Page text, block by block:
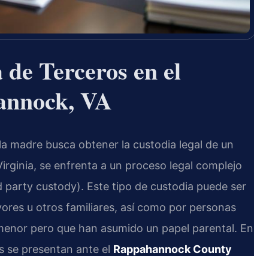
Terceros en el
VA
madre busca obtener la custodia legal de un
se enfrenta a un proceso legal complejo
custody). Este tipo de custodia puede ser
u otros familiares, así como por personas
pero que han asumido un papel parental. En
se presentan ante el Rappahannock County